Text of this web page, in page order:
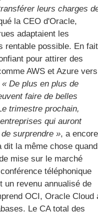
leurs charges
la CEO d'Oracle,
adaptaient les
rentable possible. En
pour attirer des
AWS et Azure vers
« De plus en plus de
faire de belles
trimestre prochain,
qui auront
surprendre », a encore
la même chose
mise sur le marché
téléphonique
revenu annualisé de
OCI, Oracle Cloud
Le CA total des